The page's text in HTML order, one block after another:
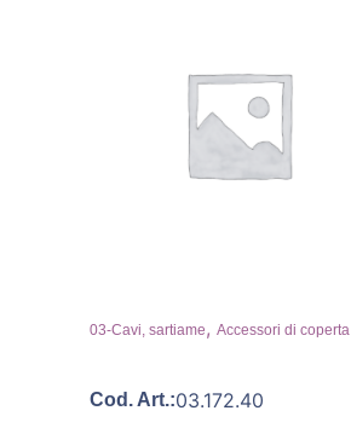
03-Cavi, sartiame, Accessori di coperta
Cod. Art.:03.172.40